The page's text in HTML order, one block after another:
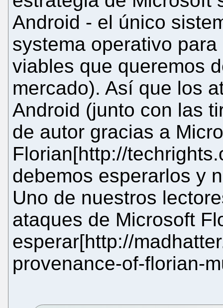
Android - el único
systema operativo
viables que queremos
mercado). Así que los
Android (junto con las
de autor gracias a
Florian[http://
debemos esperarlos y
Uno de nuestros
ataques de Microsoft
esperar[http://
provenance-of-florian-